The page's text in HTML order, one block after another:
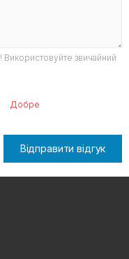
Використовуйте звичайний
Добре
Відправити відгук